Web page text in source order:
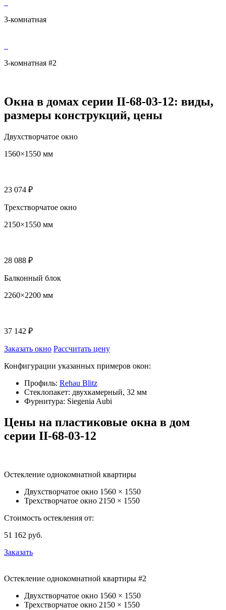
3-комнатная
3-комнатная #2
Окна в домах серии II-68-03-12: виды,
размеры конструкций, цены
Двухстворчатое окно
1560×1550 мм
23 074 ₽
Трехстворчатое окно
2150×1550 мм
28 088 ₽
Балконный блок
2260×2200 мм
37 142 ₽
Заказать окно Рассчитать цену
Конфигурации указанных примеров окон:
Профиль: Rehau Blitz
Стеклопакет: двухкамерный, 32 мм
Фурнитура: Siegenia Aubi
Цены на пластиковые окна в дом
серии II-68-03-12
Остекление однокомнатной квартиры
Двухстворчатое окно 1560 × 1550
Трехстворчатое окно 2150 × 1550
Стоимость остекления от:
51 162 руб.
Заказать
Остекление однокомнатной квартиры #2
Двухстворчатое окно 1560 × 1550
Трехстворчатое окно 2150 × 1550